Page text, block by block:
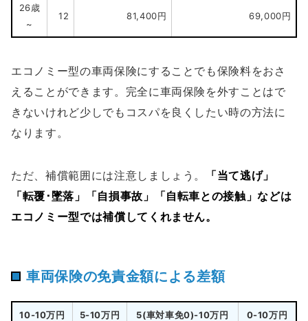
26歳
~
12 81,400円 69,000円
エコノミー型の車両保険にすることでも保険料をおさ
えることができます。完全に車両保険を外すことはで
きないけれど少しでもコスパを良くしたい時の方法に
なります。
ただ、補償範囲には注意しましょう。
「当て逃げ」
「転覆･墜落」「自損事故」「自転車との接触」などは
エコノミー型では補償してくれません。
車両保険の免責金額による差額
10-10万円 5-10万円 5(車対車免0)-10万円 0-10万円